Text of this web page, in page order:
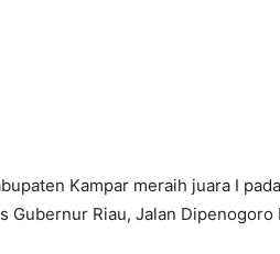
Kampar meraih juara I
Gubernur Riau, Jalan